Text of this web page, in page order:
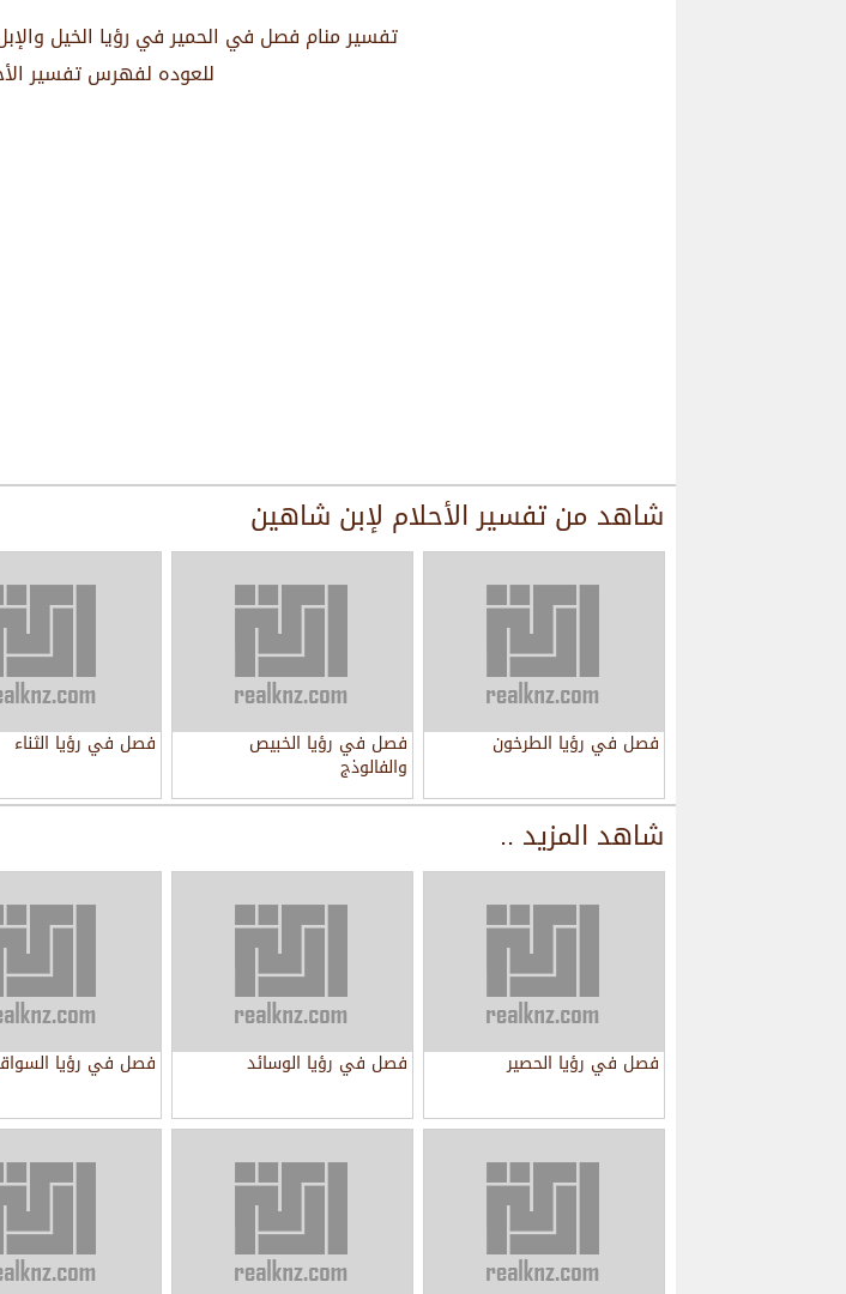
تفسير منام فصل في الحمير في رؤيا الخيل
للعوده لفهرس تفسير
شاهد منتفسير الأحلام لإبن شاهين
فصل في رؤيا الطرخون فصل في رؤيا الخبيص
والفالوذج
فصل في رؤيا الثناء
شاهد المزيد ..
فصل في رؤيا الحصير فصل في رؤيا الوسائد فصل في رؤيا